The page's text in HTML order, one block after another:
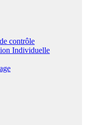
contrôle
Individuelle